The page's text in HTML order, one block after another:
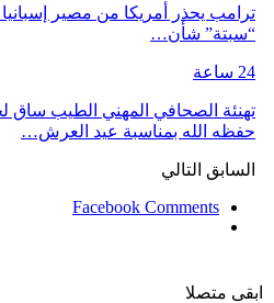
ترامب يحذر أمريكا من مصير
“سبتة” شأن…
24 ساعة
تهنئة الصحافي المهني الطيب ساق
حفظه الله بمناسبة عيد العرش…
السابق التالي
Facebook Comments
ابقى متصلا